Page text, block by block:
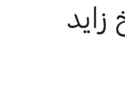
زايد